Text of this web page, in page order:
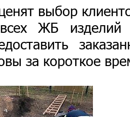
выбор
ЖБ
за короткое